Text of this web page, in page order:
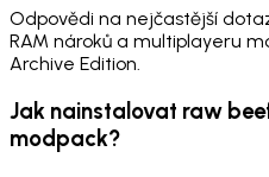
Odpovědi na nejčastější
RAM nároků a multiplayeru
Archive Edition.
Jak nainstalovat raw
modpack?